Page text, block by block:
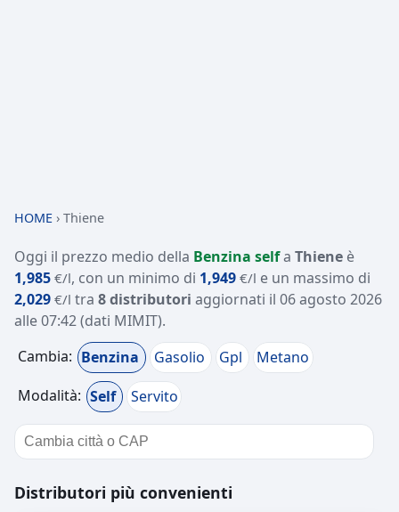
HOME › Thiene
Oggi il prezzo medio della Benzina selfa Thiene è
1,985 €/l, con un minimo di 1,949 €/l e un massimo di
2,029 €/l tra 8 distributori aggiornati il 06 agosto 2026
alle 07:42(dati MIMIT).
Cambia: Benzina Gasolio Gpl
Metano
Modalità: Self Servito
Distributori più convenienti